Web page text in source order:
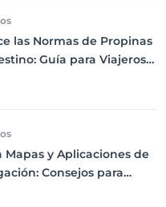
las Normas de Propinas
Guía para Viajeros
Mapas y Aplicaciones de
Consejos para